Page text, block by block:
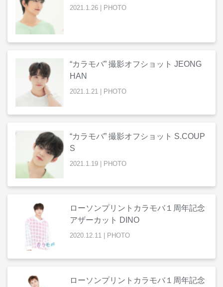
2021 1 26 PHOTO
“カラモバ” 撮影オフショット JEONG
HAN
2021.1.21 PHOTO
“カラモバ” 撮影オフショット S.COUP
S
2021 1 19 PHOTO
ローソンプリントカラモバ１周年記念
アザーカット DINO
2020.12.11 PHOTO
ローソンプリントカラモバ１周年記念